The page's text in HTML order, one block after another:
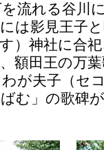
流れる谷川
は影見王子
）神社に合
額田王の万
が夫子（セ
」の歌碑